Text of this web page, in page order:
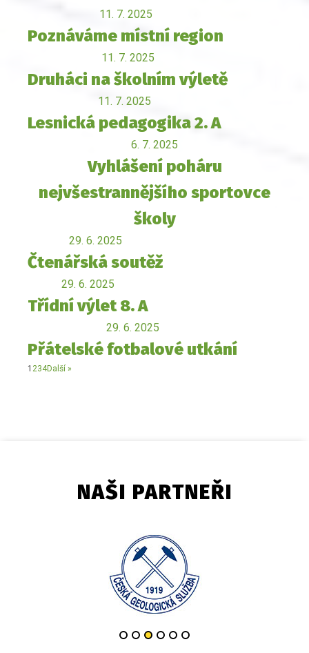
11. 7. 2025
Poznáváme místní region
11. 7. 2025
Druháci na školním výletě
11. 7. 2025
Lesnická pedagogika 2. A
6. 7. 2025
Vyhlášení poháru
nejvšestrannějšího sportovce
školy
29. 6. 2025
Čtenářská soutěž
29. 6. 2025
Třídní výlet 8. A
29. 6. 2025
Přátelské fotbalové utkání
1 234Další »
NAŠI PARTNEŘI